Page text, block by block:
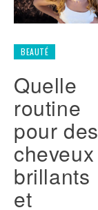
BEAUTÉ
Quelle
routine
pour des
cheveux
brillants
et